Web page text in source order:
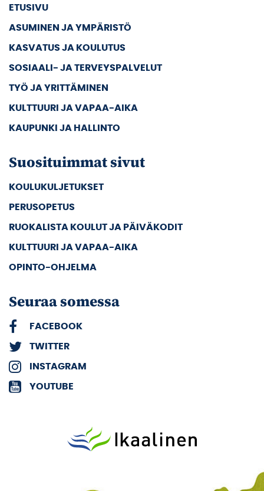
ETUSIVU
ASUMINEN JA YMPÄRISTÖ
KASVATUS JA KOULUTUS
SOSIAALI- JA TERVEYSPALVELUT
TYÖ JA YRITTÄMINEN
KULTTUURI JA VAPAA-AIKA
KAUPUNKI JA HALLINTO
Suosituimmat sivut
KOULUKULJETUKSET
PERUSOPETUS
RUOKALISTA KOULUT JA PÄIVÄKODIT
KULTTUURI JA VAPAA-AIKA
OPINTO-OHJELMA
Seuraa somessa
FACEBOOK
TWITTER
INSTAGRAM
YOUTUBE